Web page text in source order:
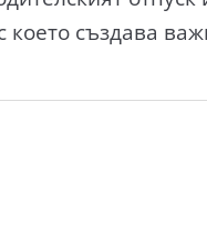
създава